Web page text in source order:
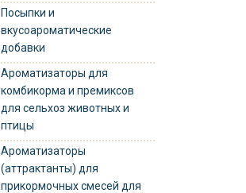
Посыпки и
вкусоароматические
добавки
Ароматизаторы для
комбикорма и премиксов
для сельхоз животных и
птицы
Ароматизаторы
(аттрактанты) для
прикормочных смесей для